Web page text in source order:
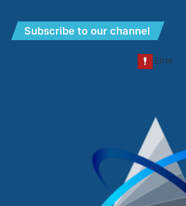
Subscribe to our channel